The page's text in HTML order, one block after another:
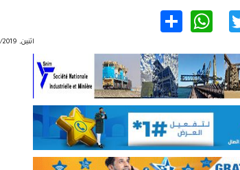
Twitter
WhatsApp
اثنين, 06/05/2019 - 16:50